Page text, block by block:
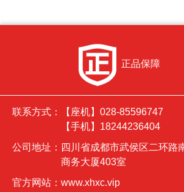
正品保障
联系方式：
【座机】028-85596747
【手机】18244236404
公司地址： 四川省成都市武侯区二环路
商务大厦403室
官方网站： www.xhxc.vip